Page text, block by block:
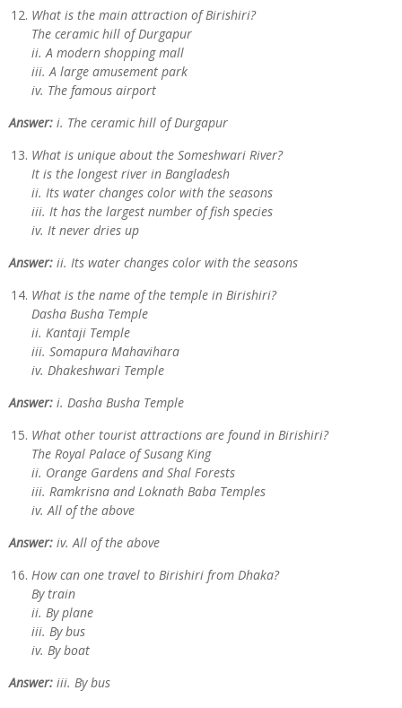
What is the main attraction of Birishiri?
The ceramic hill of Durgapur
ii. A modern shopping mall
iii. A large amusement park
iv. The famous airport
Answer: i. The ceramic hill of Durgapur
What is unique about the Someshwari River?
It is the longest river in Bangladesh
ii. Its water changes color with the seasons
iii. It has the largest number of fish species
iv. It never dries up
Answer: ii. Its water changes color with the seasons
What is the name of the temple in Birishiri?
Dasha Busha Temple
ii. Kantaji Temple
iii. Somapura Mahavihara
iv. Dhakeshwari Temple
Answer: i. Dasha Busha Temple
What other tourist attractions are found in Birishiri?
The Royal Palace of Susang King
ii. Orange Gardens and Shal Forests
iii. Ramkrisna and Loknath Baba Temples
iv. All of the above
Answer: iv. All of the above
How can one travel to Birishiri from Dhaka?
By train
ii. By plane
iii. By bus
iv. By boat
Answer: iii. By bus